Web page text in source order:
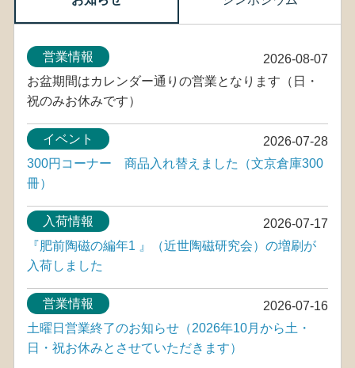
2026-08-07
営業情報
お盆期間はカレンダー通りの営業となります（日・
祝のみお休みです）
2026-07-28
イベント
300円コーナー 商品入れ替えました（文京倉庫300
冊）
2026-07-17
入荷情報
『肥前陶磁の編年1 』（近世陶磁研究会）の増刷が
入荷しました
2026-07-16
営業情報
土曜日営業終了のお知らせ（2026年10月から土・
日・祝お休みとさせていただきます）